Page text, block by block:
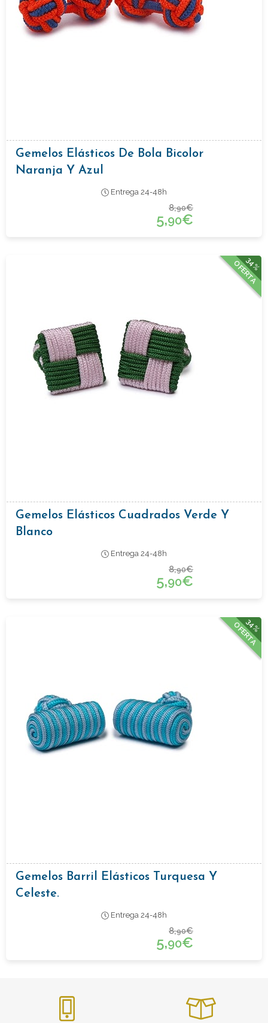
Gemelos Elásticos De Bola Bicolor
Naranja Y Azul
Entrega 24-48h
8,90€
5,90€
34%
OFERTA
Gemelos Elásticos Cuadrados Verde Y
Blanco
Entrega 24-48h
8,90€
5,90€
34%
OFERTA
Gemelos Barril Elásticos Turquesa Y
Celeste.
Entrega 24-48h
8,90€
5,90€